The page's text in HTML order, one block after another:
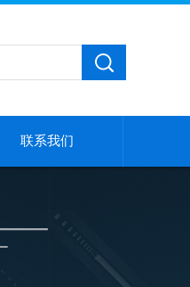
联系我们